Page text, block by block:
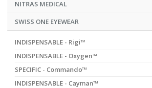
NITRAS MEDICAL
SWISS ONE EYEWEAR
INDISPENSABLE - Rigi™
INDISPENSABLE - Oxygen™
SPECIFIC - Commando™
INDISPENSABLE - Cayman™